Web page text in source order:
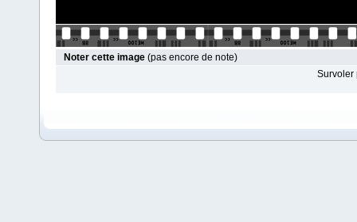
Noter cette image (pas encore de note)
Survoler